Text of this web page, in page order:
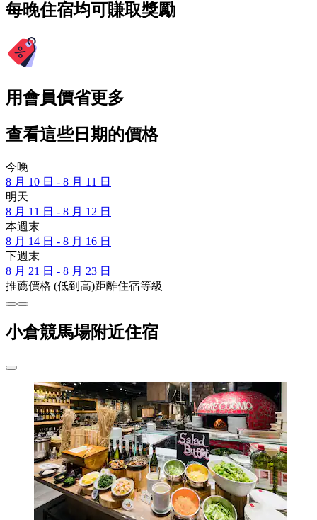
每晚住宿均可賺取獎勵
用會員價省更多
查看這些日期的價格
今晚
8 月 10 日 - 8 月 11 日
明天
8 月 11 日 - 8 月 12 日
本週末
8 月 14 日 - 8 月 16 日
下週末
8 月 21 日 - 8 月 23 日
推薦價格 (低到高)距離住宿等級
小倉競馬場附近住宿